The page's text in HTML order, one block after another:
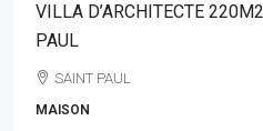
VILLA D’ARCHITECTE
PAUL
SAINT PAUL
MAISON